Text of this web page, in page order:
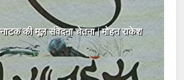
की मूल संवेदना चेतना | मोहन राकेश